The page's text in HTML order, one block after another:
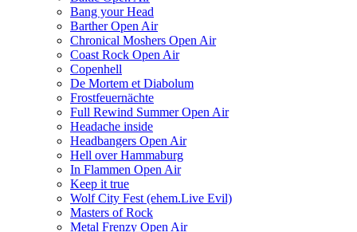
Bang your Head
Barther Open Air
Chronical Moshers Open Air
Coast Rock Open Air
Copenhell
De Mortem et Diabolum
Frostfeuernächte
Full Rewind Summer Open Air
Headache inside
Headbangers Open Air
Hell over Hammaburg
In Flammen Open Air
Keep it true
Wolf City Fest (ehem.Live Evil)
Masters of Rock
Metal Frenzy Open Air